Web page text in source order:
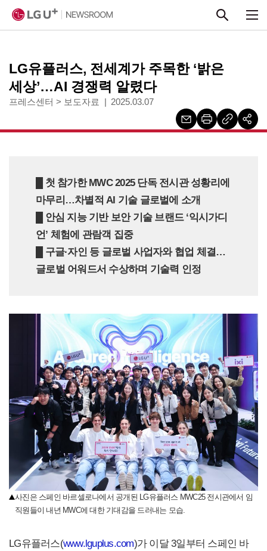
LG유플러스, 전세계가 주목한 ‘밝은
세상’…AI 경쟁력 알렸다
프레스센터 > 보도자료 2025.03.07
█ 첫 참가한 MWC 2025 단독 전시관 성황리에
마무리…차별적 AI 기술 글로벌에 소개
█ 안심 지능 기반 보안 기술 브랜드 ‘익시가디
언’ 체험에 관람객 집중
█ 구글·자인 등 글로벌 사업자와 협업 체결…
글로벌 어워드서 수상하며 기술력 인정
사진은 스페인 바르셀로나에서 공개된 LG유플러스 MWC25 전시관에서 임
직원들이 내년 MWC에 대한 기대감을 드러내는 모습.
LG유플러스(www.lguplus.com)가 이달 3일부터 스페인 바